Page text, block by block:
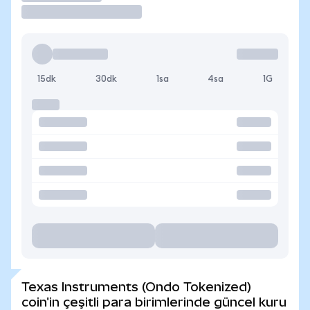
15dk 30dk 1sa 4sa 1G
Texas Instruments (Ondo Tokenized)
coin'in çeşitli para birimlerinde güncel kuru